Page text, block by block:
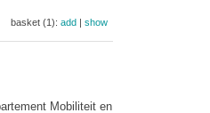
basket (1): add| show
Mobiliteit en